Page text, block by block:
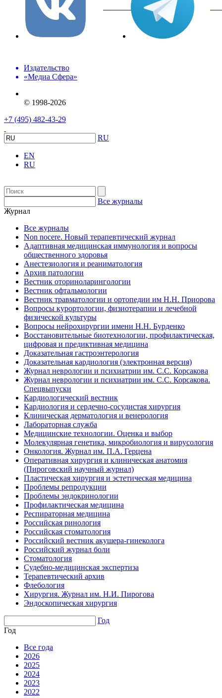
вКонтакте
Издательство
«Медиа Сфера»
© 1998-2026
+7 (495) 482-43-29
RU
EN
RU
Все журналы
Журнал
Все журналы
Non nocere. Новый терапевтический журнал
Адаптивная медицинская иммунология и вопросы
общественного здоровья
Анестезиология и реаниматология
Архив патологии
Вестник оториноларингологии
Вестник офтальмологии
Вестник травматологии и ортопедии им Н.Н. Приорова
Вопросы курортологии, физиотерапии и лечебной
физической культуры
Вопросы нейрохирургии имени Н.Н. Бурденко
Восстановительные биотехнологии, профилактическая,
цифровая и предиктивная медицина
Доказательная гастроэнтерология
Доказательная кардиология (электронная версия)
Журнал неврологии и психиатрии им. С.С. Корсакова
Журнал неврологии и психиатрии им. С.С. Корсакова.
Спецвыпуски
Кардиологический вестник
Кардиология и сердечно-сосудистая хирургия
Клиническая дерматология и венерология
Лабораторная служба
Медицинские технологии. Оценка и выбор
Молекулярная генетика, микробиология и вирусология
Онкология. Журнал им. П.А. Герцена
Оперативная хирургия и клиническая анатомия
(Пироговский научный журнал)
Пластическая хирургия и эстетическая медицина
Проблемы репродукции
Проблемы эндокринологии
Профилактическая медицина
Респираторная медицина
Российская ринология
Российская стоматология
Российский вестник акушера-гинеколога
Российский журнал боли
Стоматология
Судебно-медицинская экспертиза
Терапевтический архив
Флебология
Хирургия. Журнал им. Н.И. Пирогова
Эндоскопическая хирургия
Год
Год
Все года
2026
2025
2024
2023
2022